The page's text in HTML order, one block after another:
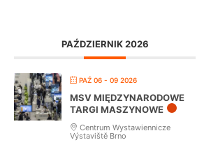
PAŹDZIERNIK 2026
PAŹ 06 - 09 2026
MSV MIĘDZYNARODOWE
TARGI MASZYNOWE
Centrum Wystawiennicze
Výstaviště Brno